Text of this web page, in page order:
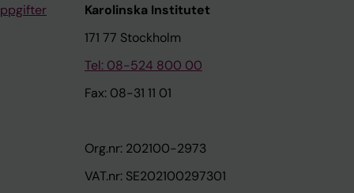
Karolinska Institutet
171 77 Stockholm
Tel: 08-524 800 00
Fax: 08-31 11 01
Org.nr: 202100-2973
VAT.nr: SE202100297301